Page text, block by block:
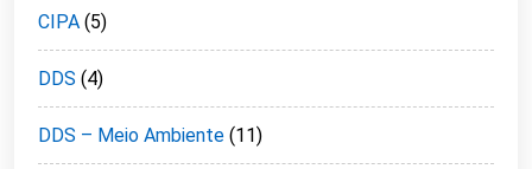
CIPA (5)
DDS (4)
DDS – Meio Ambiente (11)